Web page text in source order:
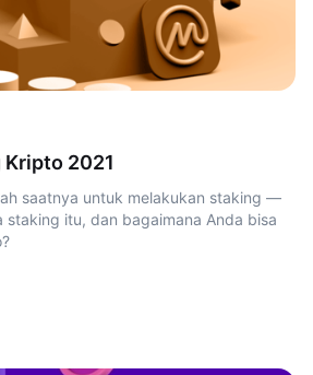
Kripto 2021
saatnya untuk melakukan staking —
itu, dan bagaimana Anda bisa